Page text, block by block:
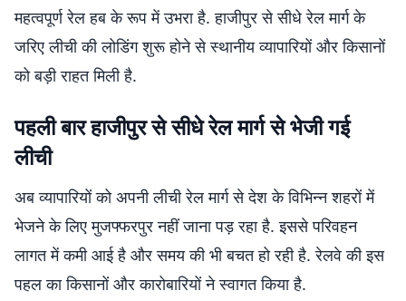
महत्वपूर्ण रेल हब के रूप में उभरा है. हाजीपुर से सीधे रेल मार्ग के
जरिए लीची की लोडिंग शुरू होने से स्थानीय व्यापारियों और किसानों
को बड़ी राहत मिली है.
पहली बार हाजीपुर से सीधे रेल मार्ग से भेजी गई
लीची
अब व्यापारियों को अपनी लीची रेल मार्ग से देश के विभिन्न शहरों में
भेजने के लिए मुजफ्फरपुर नहीं जाना पड़ रहा है. इससे परिवहन
लागत में कमी आई है और समय की भी बचत हो रही है. रेलवे की इस
पहल का किसानों और कारोबारियों ने स्वागत किया है.